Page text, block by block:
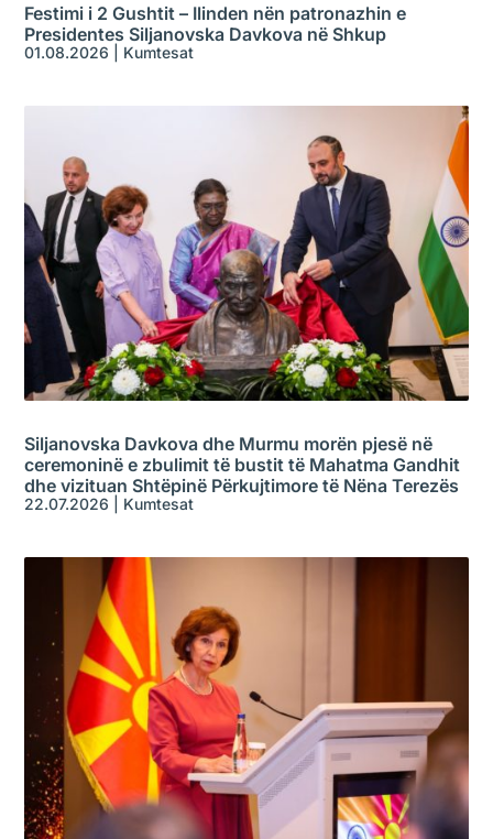
Festimi i 2 Gushtit – Ilinden nën patronazhin e
Presidentes Siljanovska Davkova në Shkup
01.08.2026 Kumtesat
Siljanovska Davkova dhe Murmu morën pjesë në
ceremoninë e zbulimit të bustit të Mahatma Gandhit
dhe vizituan Shtëpinë Përkujtimore të Nëna Terezës
22.07.2026 Kumtesat